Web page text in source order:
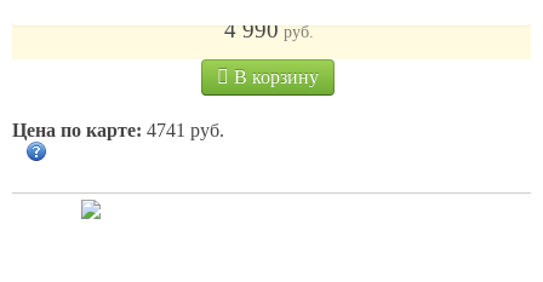
4 990 руб.
В корзину
Цена по карте: 4741 руб.